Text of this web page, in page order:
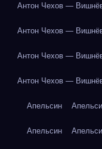
Антон Чехов —
Антон Чехов —
Антон Чехов —
Антон Чехов —
Апельсин
Апельсин